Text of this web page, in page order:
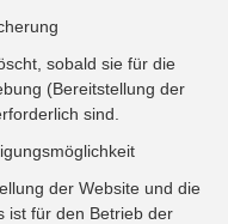
sobald sie für die
(Bereitstellung der
sind.
der Website und die
ist für den Betrieb der